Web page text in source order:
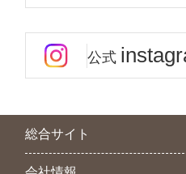
公式
総合サイト